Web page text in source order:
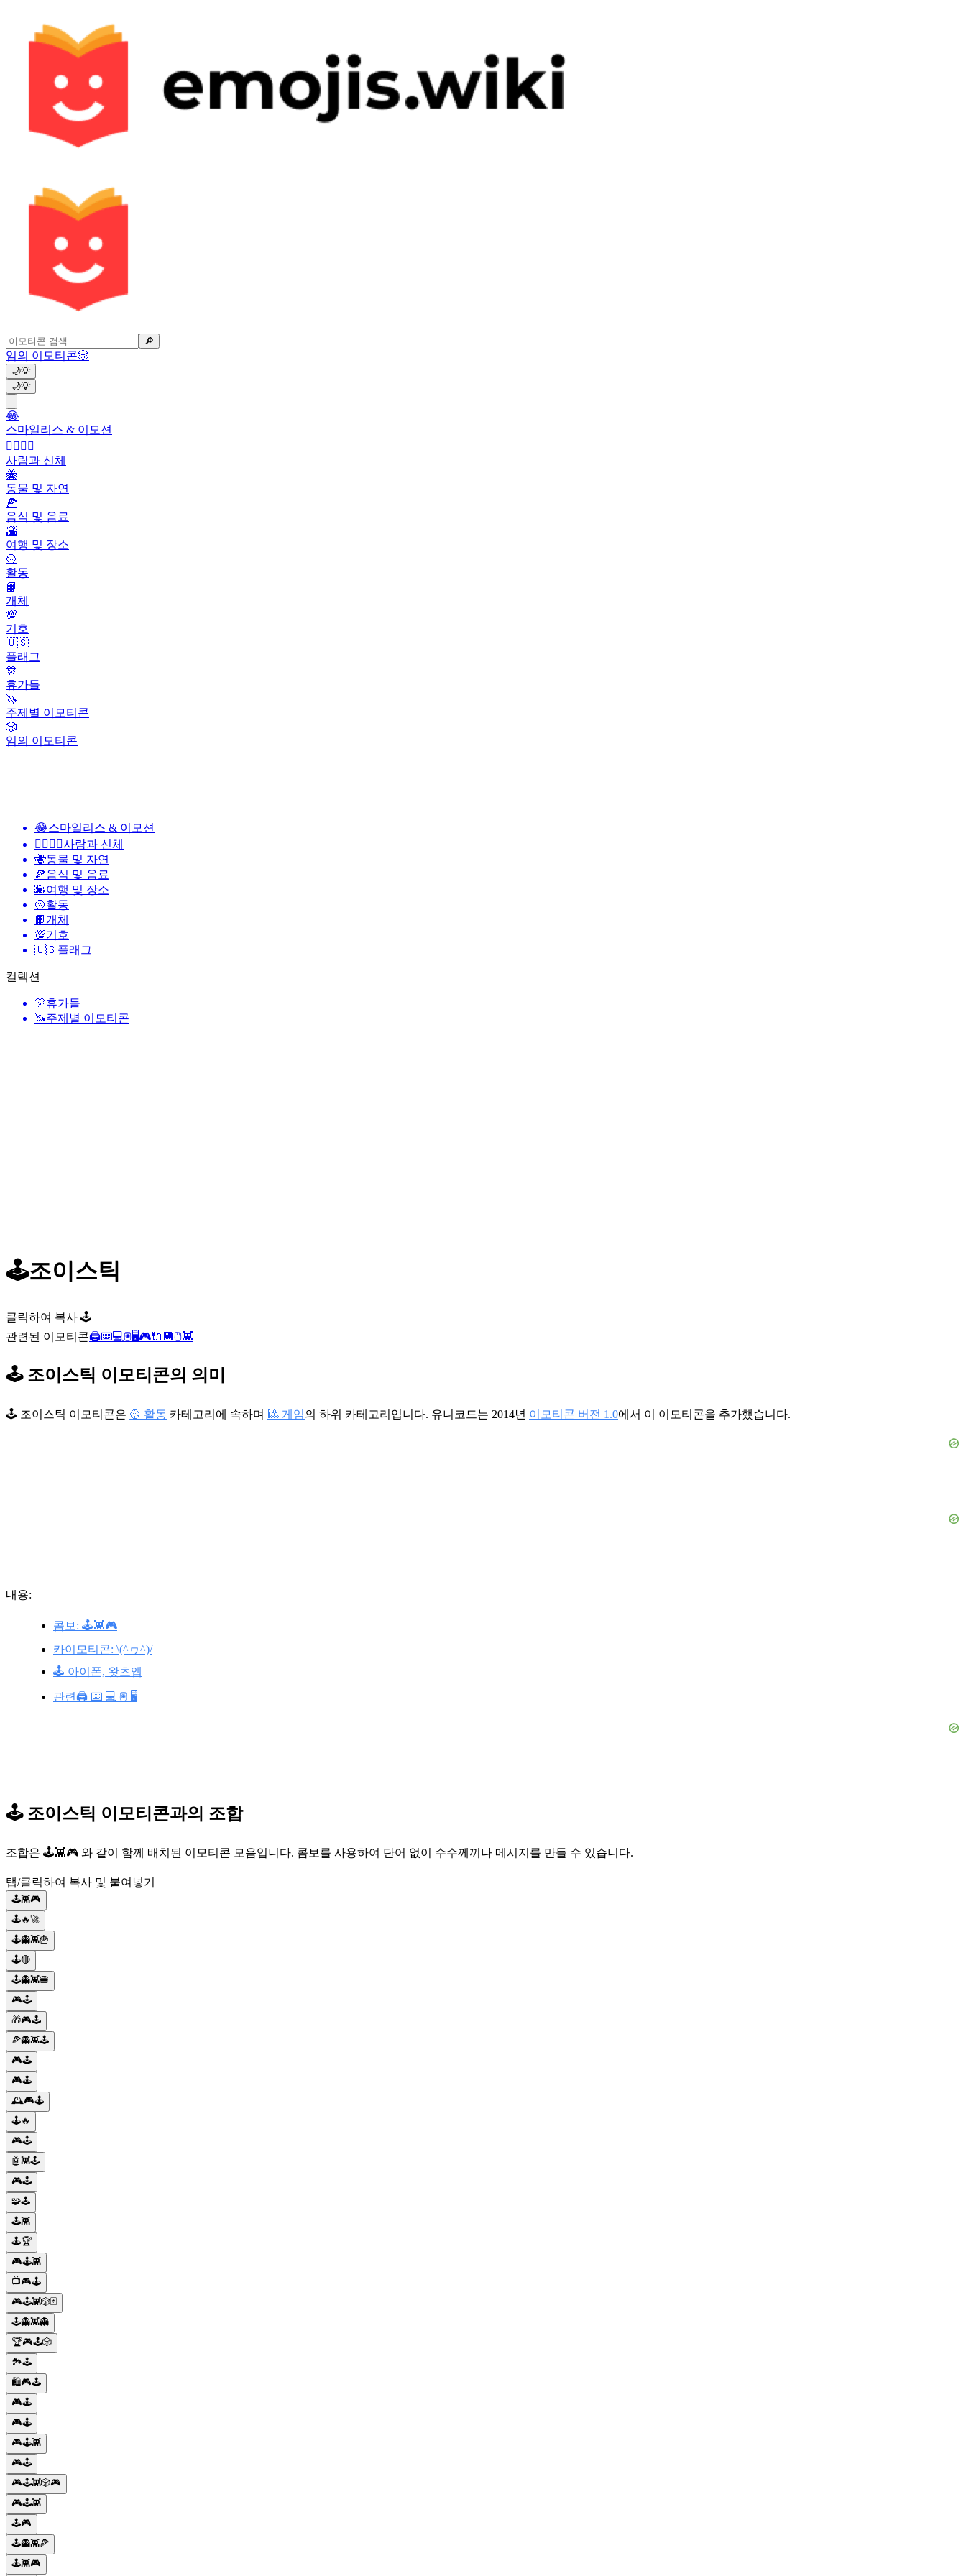
🔎
임의 이모티콘🎲
🌙💡
🌙💡
😂
스마일리스 & 이모션
👩‍❤️‍💋‍👨
사람과 신체
🐝
동물 및 자연
🍕
음식 및 음료
🌇
여행 및 장소
🥎
활동
📙
개체
💯
기호
🇺🇸
플래그
🎊
휴가들
🦄
주제별 이모티콘
🎲
임의 이모티콘
😂스마일리스 & 이모션
👩‍❤️‍💋‍👨사람과 신체
🐝동물 및 자연
🍕음식 및 음료
🌇여행 및 장소
🥎활동
📙개체
💯기호
🇺🇸플래그
컬렉션
🎊휴가들
🦄주제별 이모티콘
🕹️조이스틱
클릭하여 복사 🕹️
관련된 이모티콘🖨️⌨️💻🖲️🖥️🎮🔌 💾🖱️👾
🕹️ 조이스틱 이모티콘의 의미
🕹️ 조이스틱 이모티콘은 🥎 활동 카테고리에 속하며 🎱 게임의 하위 카테고리입니다. 유니코드는 2014년 이모티콘 버전 1.0에서 이 이모티콘을 추가했습니다.
내용:
콤보: 🕹️👾🎮
카이모티콘: \(^ヮ^)/
🕹️ 아이폰, 왓츠앱
관련🖨️ ⌨️ 💻 🖲️ 🖥️
🕹️ 조이스틱 이모티콘과의 조합
조합은 🕹️👾🎮 와 같이 함께 배치된 이모티콘 모음입니다. 콤보를 사용하여 단어 없이 수수께끼나 메시지를 만들 수 있습니다.
탭/클릭하여 복사 및 붙여넣기
🕹️👾🎮
🕹️🔥🚀
🕹️👻👾🍟
🕹️🔴
🕹️👻👾🍔
🎮🕹️
🎁🎮🕹️
🍕👻👾🕹️
🎮🕹️
🎮🕹️
🕰️🎮🕹️
🕹️🔥
🎮🕹️
🤖👾🕹️
🎮🕹️
🧩🕹️
🕹️👾
🕹️🏆
🎮🕹️👾
📺🎮🕹️
🎮🕹️👾🎲🃏
🕹️👻👾👻
🏆🎮🕹️🎲
🏞️🕹️
🛍️🎮🕹️
🎮🕹️
🎮🕹️
🎮🕹️👾
🎮🕹️
🎮🕹️👾🎲🎮
🎮🕹️👾
🕹️🎮
🕹️👻👾🍕
🕹️👾🎮